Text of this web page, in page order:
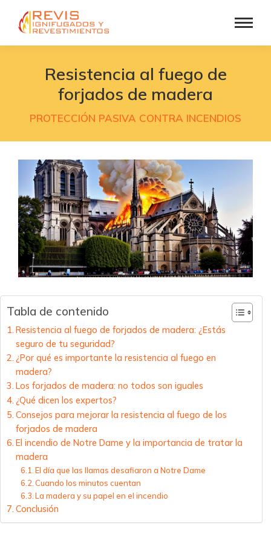
Resistencia al fuego de
forjados de madera
PROTECCIÓN PASIVA CONTRA INCENDIOS
Tabla de contenido
Resistencia al fuego de forjados de madera: ¿Estás
seguro de tu seguridad?
¿Por qué es importante la resistencia al fuego en
madera?
Los forjados de madera: no todos son iguales
¿Qué dicen los expertos?
Consejos para mejorar la resistencia al fuego de los
forjados de madera
El incendio de Notre Dame y la importancia de tratar la
madera
El día que las llamas desafiaron a Notre Dame
Cuando los minutos cuentan
La madera y su papel en el incendio
Conclusión